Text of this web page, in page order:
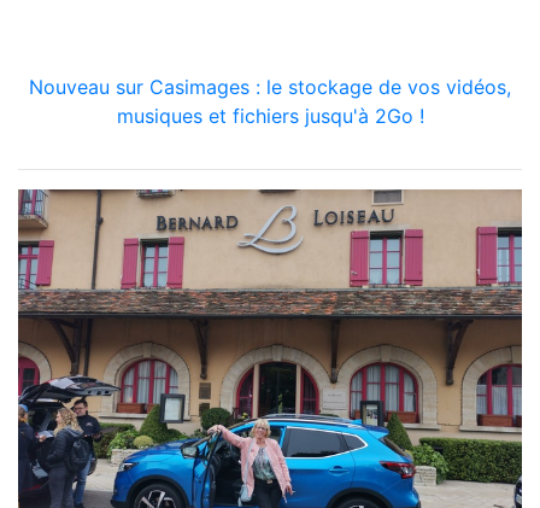
Nouveau sur Casimages : le stockage de vos vidéos,
musiques et fichiers jusqu'à 2Go !